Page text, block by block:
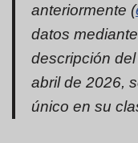
anteriormente (
datos
descripción
abril de 2026,
único en su